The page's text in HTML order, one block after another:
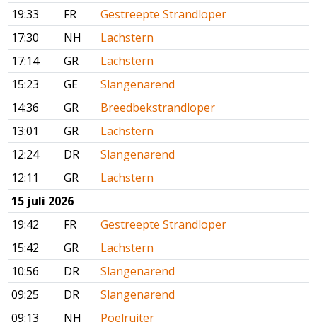
19:33
FR
Gestreepte Strandloper
17:30
NH
Lachstern
17:14
GR
Lachstern
15:23
GE
Slangenarend
14:36
GR
Breedbekstrandloper
13:01
GR
Lachstern
12:24
DR
Slangenarend
12:11
GR
Lachstern
15 juli 2026
19:42
FR
Gestreepte Strandloper
15:42
GR
Lachstern
10:56
DR
Slangenarend
09:25
DR
Slangenarend
09:13
NH
Poelruiter